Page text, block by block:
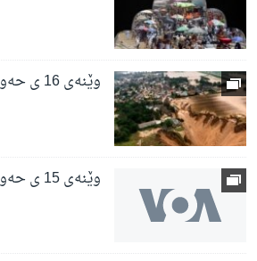
وێنەی 16 ی حەوتی 2021
وێنەی 15 ی حەوتی 2021